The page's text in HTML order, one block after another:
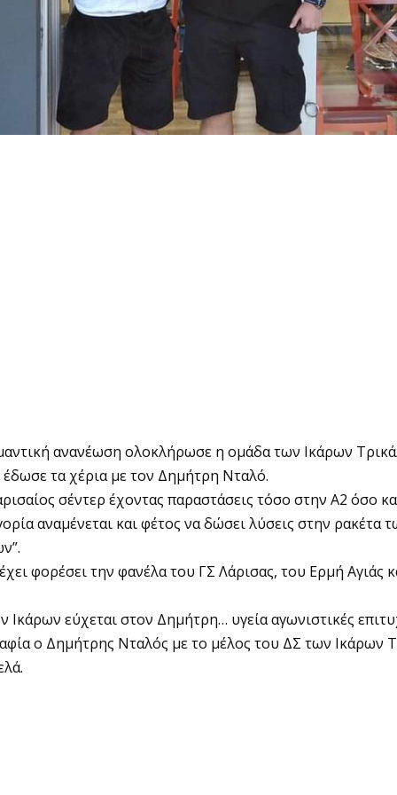
ανανέωση ολοκλήρωσε η ομάδα των Ικάρων
τα χέρια με τον Δημήτρη Νταλό.
σέντερ έχοντας παραστάσεις τόσο στην Α2 όσο
αναμένεται και φέτος να δώσει λύσεις στην ρακέτα
φορέσει την φανέλα του ΓΣ Λάρισας, του Ερμή Αγιάς
Ικάρων εύχεται στον Δημήτρη… υγεία αγωνιστικές
ο Δημήτρης Νταλός με το μέλος του ΔΣ των Ικάρων